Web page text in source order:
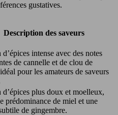
gustatives.
Description des saveurs
intense avec des notes
de cannelle et de clou de
pour les amateurs de saveurs
plus doux et moelleux,
prédominance de miel et une
de gingembre.